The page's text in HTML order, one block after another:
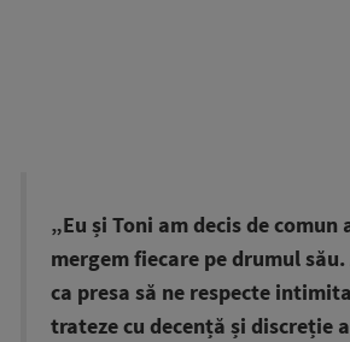
„Eu și Toni am decis de comun
mergem fiecare pe drumul
ca presa să ne respecte
trateze cu decență și discreție